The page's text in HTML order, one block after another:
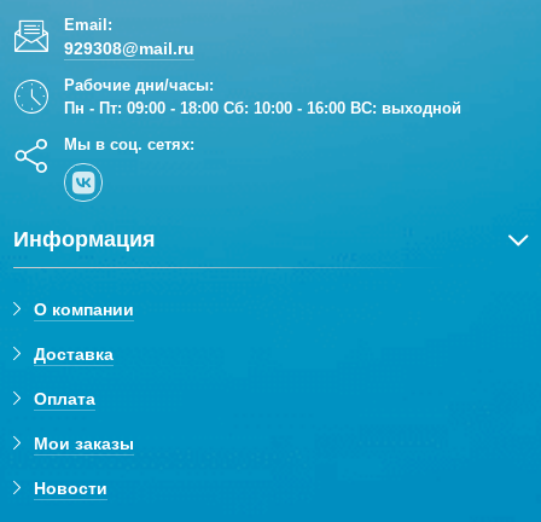
ударопрочного ABS-пластика цвета хром
глянцевый, дополнена обрамлением.
Email:
929308@mail.ru
Рабочие дни/часы:
Пн - Пт: 09:00 - 18:00 Сб: 10:00 - 16:00 ВС: выходной
Мы в соц. сетях:
Информация
О компании
Доставка
Оплата
Мои заказы
Новости